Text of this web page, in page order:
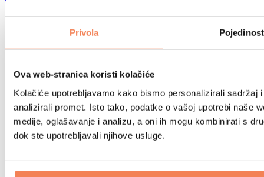
Privola
Ova web-stranica koristi kolačiće
Kolačiće upotrebljavamo kako bismo personalizirali sadržaj
analizirali promet. Isto tako, podatke o vašoj upotrebi naše
medije, oglašavanje i analizu, a oni ih mogu kombinirati s
dok ste upotrebljavali njihove usluge.
Torbe i ruksaci
Torbe za hranu i dodaci
Oprema prema aktivnosti
Trčanje
Borilački sportovi
Biciklizam
Joga i pilates
Terapija hladnom vodom
Planinarenje